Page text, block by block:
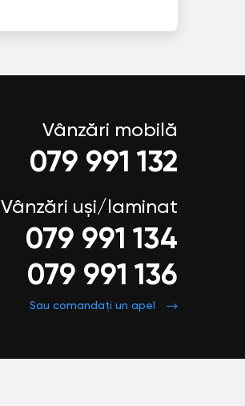
Vânzări mobilă
079 991 132
Vânzări uși/laminat
079 991 134
079 991 136
Sau comandați un apel